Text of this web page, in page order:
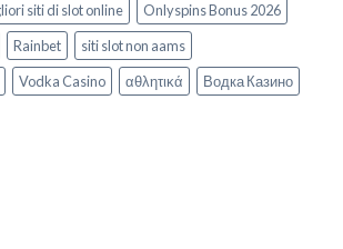
siti di slot online
Onlyspins Bonus 2026
Rainbet
siti slot non aams
Vodka Casino αθλητικά
Водка Казино